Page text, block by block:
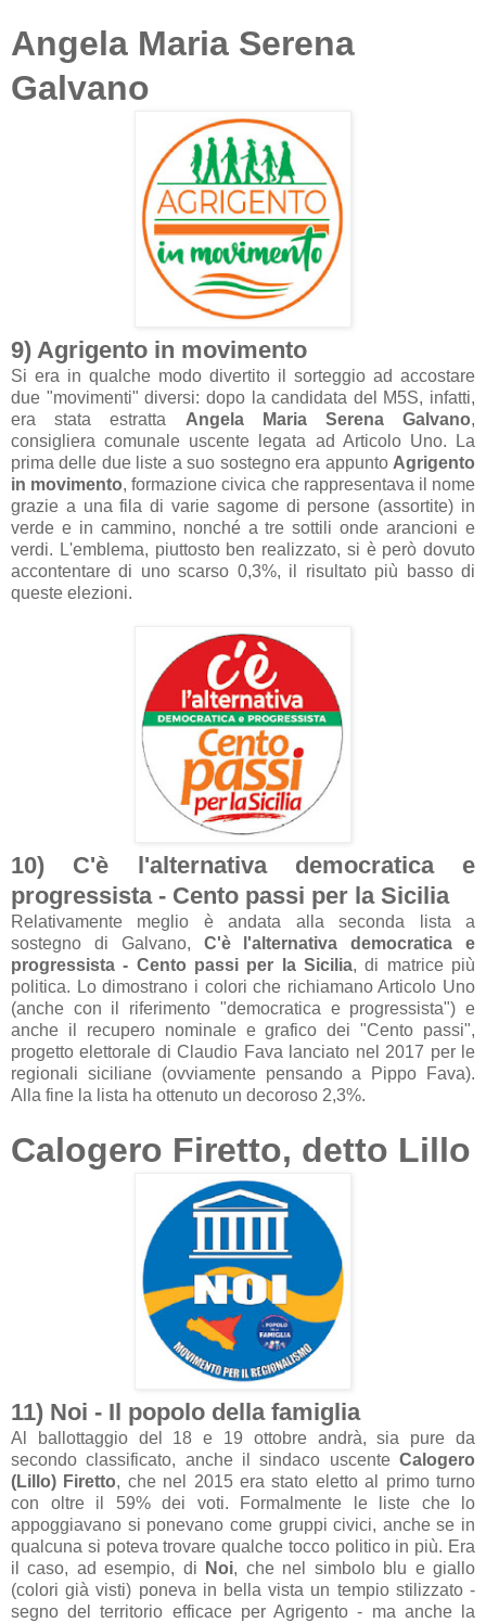
Angela Maria Serena
Galvano
9) Agrigento in movimento
Si era in qualche modo divertito il sorteggio ad accostare
due "movimenti" diversi: dopo la candidata del M5S, infatti,
era stata estratta Angela Maria Serena Galvano,
consigliera comunale uscente legata ad Articolo Uno. La
prima delle due liste a suo sostegno era appunto Agrigento
in movimento, formazione civica che rappresentava il nome
grazie a una fila di varie sagome di persone (assortite) in
verde e in cammino, nonché a tre sottili onde arancioni e
verdi. L'emblema, piuttosto ben realizzato, si è però dovuto
accontentare di uno scarso 0,3%, il risultato più basso di
queste elezioni.
10) C'è l'alternativa democratica e
progressista - Cento passi per la Sicilia
Relativamente meglio è andata alla seconda lista a
sostegno di Galvano, C'è l'alternativa democratica e
progressista - Cento passi per la Sicilia, di matrice più
politica. Lo dimostrano i colori che richiamano Articolo Uno
(anche con il riferimento "democratica e progressista") e
anche il recupero nominale e grafico dei "Cento passi",
progetto elettorale di Claudio Fava lanciato nel 2017 per le
regionali siciliane (ovviamente pensando a Pippo Fava).
Alla fine la lista ha ottenuto un decoroso 2,3%.
Calogero Firetto, detto Lillo
11) Noi - Il popolo della famiglia
Al ballottaggio del 18 e 19 ottobre andrà, sia pure da
secondo classificato, anche il sindaco uscente Calogero
(Lillo) Firetto, che nel 2015 era stato eletto al primo turno
con oltre il 59% dei voti. Formalmente le liste che lo
appoggiavano si ponevano come gruppi civici, anche se in
qualcuna si poteva trovare qualche tocco politico in più. Era
il caso, ad esempio, di
Noi, che nel simbolo blu e giallo
(colori già visti) poneva in bella vista un tempio stilizzato -
segno del territorio efficace per Agrigento - ma anche la